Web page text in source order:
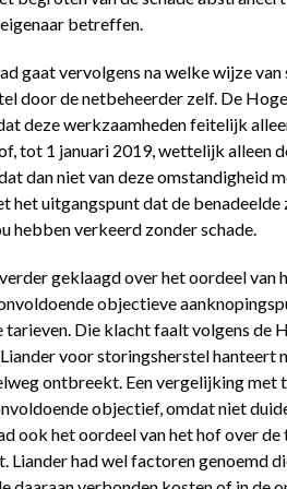
betreffen.
gaat vervolgens na welke wijze
door de netbeheerder zelf. De
deze werkzaamheden feitelijk
tot 1 januari 2019, wettelijk alleen
dan niet van deze omstandigheid
het uitgangspunt dat de
hebben verkeerd zonder schade.
geklaagd over het oordeel
objectieve
tarieven. Die klacht faalt volgens de
voor storingsherstel hanteert
ontbreekt. Een vergelijking met
objectief, omdat niet
ook het oordeel van het hof over
Liander had wel factoren genoemd